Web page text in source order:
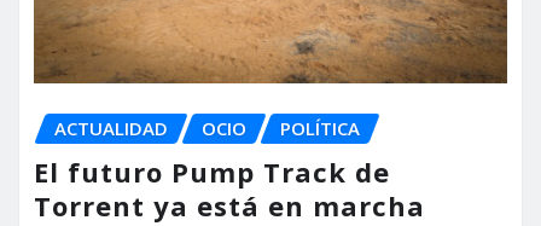
ACTUALIDAD OCIO POLÍTICA
El futuro Pump Track de
Torrent ya está en marcha